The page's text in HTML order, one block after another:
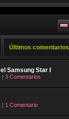
Últimos comentarios
Samsung Star I
| 3 Comentarios
| 1 Comentario